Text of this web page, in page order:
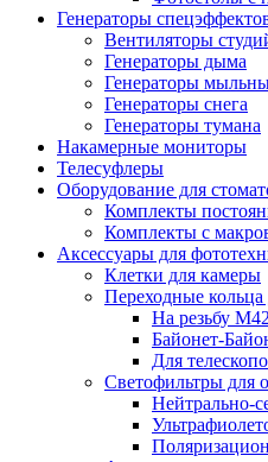
Генераторы
Вентиляторы
Генераторы дыма
Генераторы
Генераторы снега
Генераторы тумана
Накамерные мониторы
Телесуфлеры
Оборудование для
Комплекты
Комплекты с
Аксессуары для
Клетки для камеры
Переходные кольца
На резьбу
Байонет-
Для
Светофильтры для
Нейтрально-